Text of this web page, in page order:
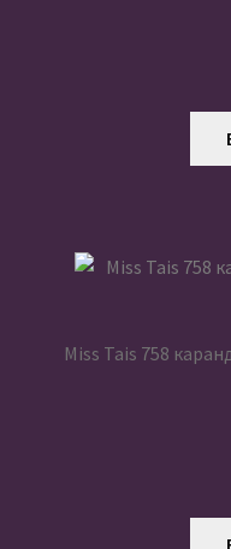
Miss Tais 758